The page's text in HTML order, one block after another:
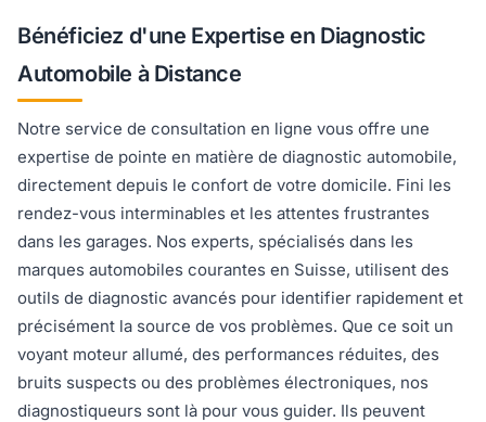
Bénéficiez d'une Expertise en Diagnostic
Automobile à Distance
Notre service de consultation en ligne vous offre une
expertise de pointe en matière de diagnostic automobile,
directement depuis le confort de votre domicile. Fini les
rendez-vous interminables et les attentes frustrantes
dans les garages. Nos experts, spécialisés dans les
marques automobiles courantes en Suisse, utilisent des
outils de diagnostic avancés pour identifier rapidement et
précisément la source de vos problèmes. Que ce soit un
voyant moteur allumé, des performances réduites, des
bruits suspects ou des problèmes électroniques, nos
diagnostiqueurs sont là pour vous guider. Ils peuvent